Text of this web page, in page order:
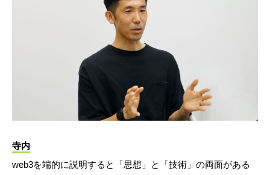
寺内
web3を端的に説明すると「思想」と「技術」の両面がある